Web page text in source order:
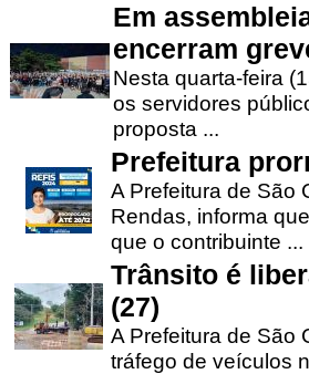
Em
encerram
Nesta quarta-feira
os servidores
proposta ...
Prefeitura
A Prefeitura de São
Rendas, informa
que o contribuinte ...
Trânsito é
(27)
A Prefeitura de São
tráfego de veículos